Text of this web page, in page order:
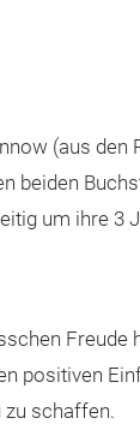
(aus
um ihre 3
positiven
zu schaffen.